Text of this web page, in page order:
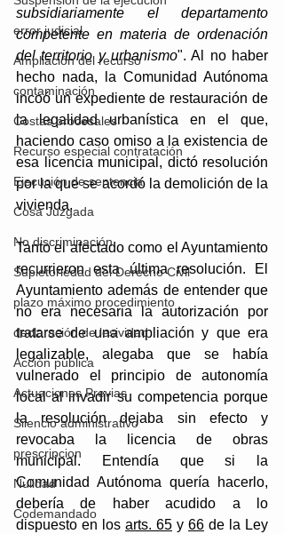
error judicial
Ampliación del recurso
contaminación
Costas procesales
Recurso especial contratación
Ejecución de sentencia
Cosa Juzgada
No discriminación
Supletoriedad del Derecho Civil
plazo máximo procedimiento
declaración de lesividad
Acción pública
Actuaciones Previas
Silencio administrativo
prescripcion
Nulidad
Codemandado
subsidiariamente el departamento
competente en materia de ordenación
del territorio y urbanismo". Al no haber
hecho nada, la Comunidad Autónoma
incoó un expediente de restauración de
la legalidad urbanística en el que,
haciendo caso omiso a la existencia de
esa licencia municipal, dictó resolución
por la que se acordó la demolición de la
vivienda.
Tanto el afectado como el Ayuntamiento
recurrieron esta última resolución. El
Ayuntamiento además de entender que
no era necesaria la autorización por
tratarse de una ampliación y que era
legalizable, alegaba que se había
vulnerado el principio de autonomía
local al invadir su competencia porque
la resolución dejaba sin efecto y
revocaba la licencia de obras
municipal. Entendía que si la
Comunidad Autónoma quería hacerlo,
debería de haber acudido a lo
dispuesto en los arts. 65 y 66 de la Ley